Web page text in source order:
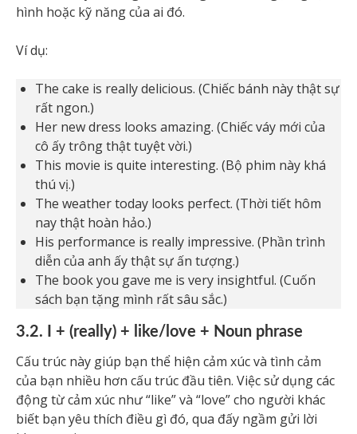
hình hoặc kỹ năng của ai đó.
Ví dụ:
The cake is really delicious. (Chiếc bánh này thật sự
rất ngon.)
Her new dress looks amazing. (Chiếc váy mới của
cô ấy trông thật tuyệt vời.)
This movie is quite interesting. (Bộ phim này khá
thú vị.)
The weather today looks perfect. (Thời tiết hôm
nay thật hoàn hảo.)
His performance is really impressive. (Phần trình
diễn của anh ấy thật sự ấn tượng.)
The book you gave me is very insightful. (Cuốn
sách bạn tặng mình rất sâu sắc.)
3.2. I + (really) + like/love + Noun phrase
Cấu trúc này giúp bạn thể hiện cảm xúc và tình cảm
của bạn nhiều hơn cấu trúc đầu tiên. Việc sử dụng các
động từ cảm xúc như “like” và “love” cho người khác
biết bạn yêu thích điều gì đó, qua đấy ngầm gửi lời